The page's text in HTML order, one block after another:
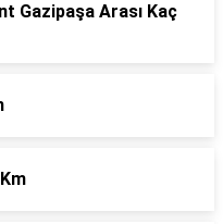
Gazipaşa Arası Kaç